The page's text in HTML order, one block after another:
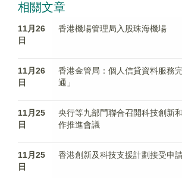
相關文章
11月26
日
香港機場管理局入股珠海機場
11月26
日
香港金管局：個人信貸資料服務
通」
11月25
日
央行等九部門聯合召開科技創新
作推進會議
11月25
日
香港創新及科技支援計劃接受申